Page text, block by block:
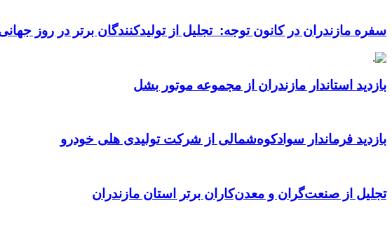
سفره مازندران در کانون توجه: تجلیل از تولیدکنندگان برتر در روز
بازدید استاندار مازندران از مجموعه موتور بشل
بازدید فرماندار سوادکوه‌شمالی از شرکت تولیدی هلی خودرو
تجلیل از صنعت‌گران و معدن‌کاران برتر استان مازندران